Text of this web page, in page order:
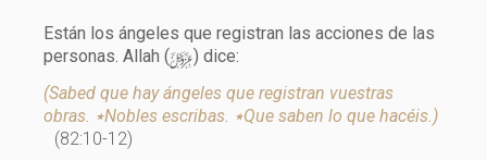
Están los ángeles que registran las acciones de las
personas. Allah (y) dice:
(Sabed que hay ángeles que registran vuestras
obras. ٭Nobles escribas. ٭Que saben lo que hacéis.)
(82:10-12)